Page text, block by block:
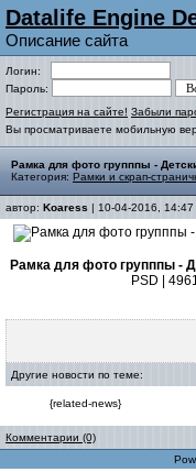
Datalife Engine
Описание сайта
Логин:
Пароль:
Регистрация на сайте! Забыли
Вы просматриваете мобильную
Рамка для фото групппы -
Категория: Рамки и скрап-
автор: Koaress | 10-04-2016,
Рамка для фото групппы -
PSD |
Другие новости по теме:
{related-news}
Комментарии (0)